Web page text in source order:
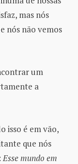
mas nós
nós não vemos
um
a
isso é em vão,
que nós
Esse mundo em